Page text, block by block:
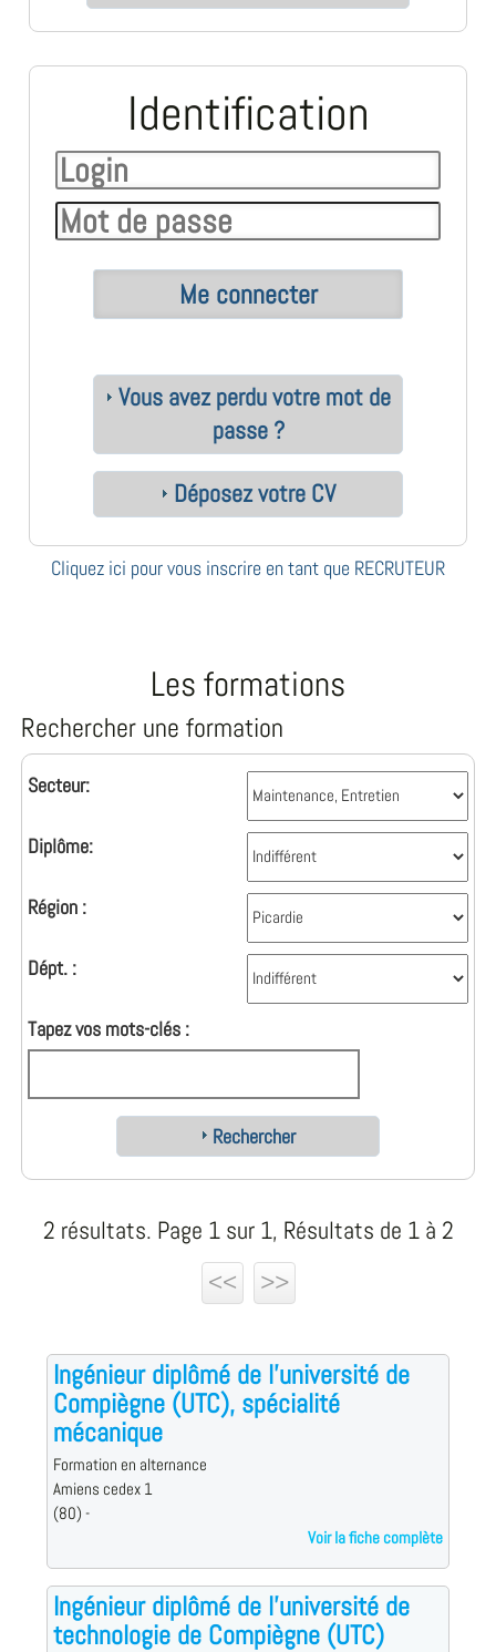
Identification
Vous avez perdu votre mot de
passe ?
Déposez votre CV
Cliquez ici pour vous inscrire en tant que RECRUTEUR
Les formations
Rechercher une formation
Secteur:
Diplôme:
Région :
Dépt. :
Tapez vos mots-clés :
Rechercher
2 résultats. Page 1 sur 1, Résultats de 1 à 2
<<
>>
Ingénieur diplômé de l'université de
Compiègne (UTC), spécialité
mécanique
Formation en alternance
Amiens cedex 1
(80) -
Voir la fiche complète
Ingénieur diplômé de l'université de
technologie de Compiègne (UTC)